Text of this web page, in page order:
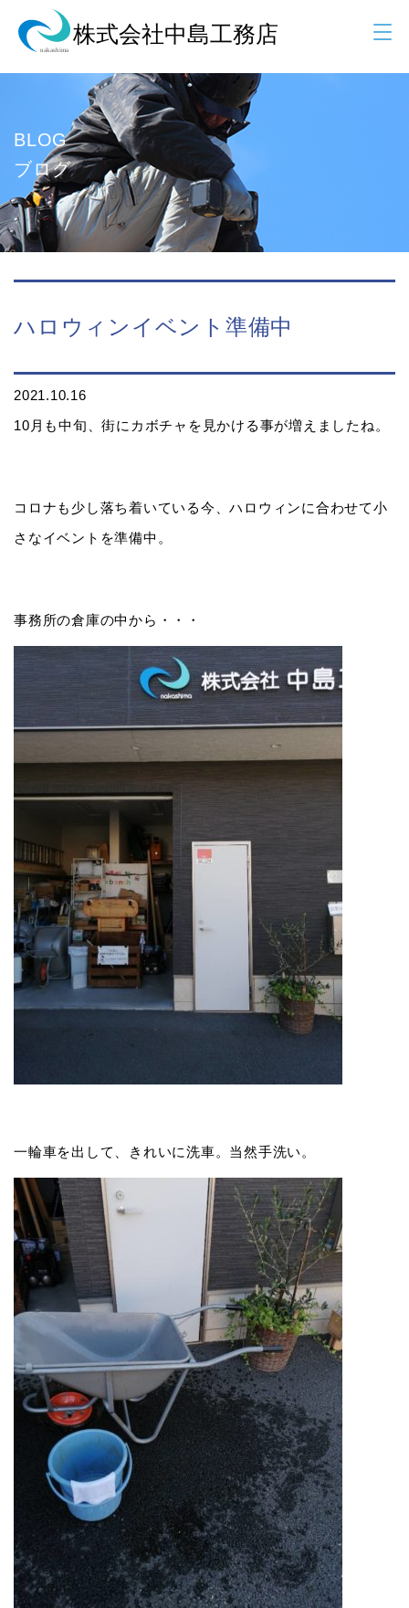
BLOG
ブログ
ハロウィンイベント準備中
2021.10.16
10月も中旬、街にカボチャを見かける事が増えましたね。
コロナも少し落ち着いている今、ハロウィンに合わせて小
さなイベントを準備中。
事務所の倉庫の中から・・・
一輪車を出して、きれいに洗車。当然手洗い。